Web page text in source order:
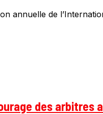
annuelle de
des arbitres